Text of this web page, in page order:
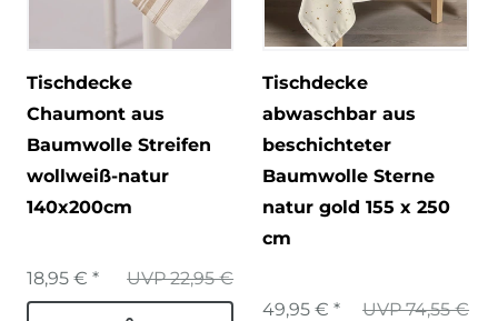
Tischdecke
Chaumont aus
Baumwolle Streifen
wollweiß-natur
140x200cm
UVP 22,95 €
18,95 € *
Tischdecke
abwaschbar aus
beschichteter
Baumwolle Sterne
natur gold 155 x 250
cm
UVP 74,55 €
49,95 € *